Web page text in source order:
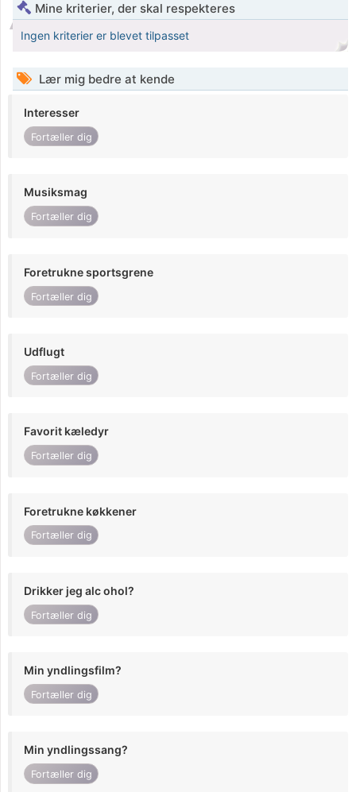
Mine kriterier, der skal respekteres
Ingen kriterier er blevet tilpasset
Lær mig bedre at kende
Interesser
Fortæller dig
Musiksmag
Fortæller dig
Foretrukne sportsgrene
Fortæller dig
Udflugt
Fortæller dig
Favorit kæledyr
Fortæller dig
Foretrukne køkkener
Fortæller dig
Drikker jeg alc ohol?
Fortæller dig
Min yndlingsfilm?
Fortæller dig
Min yndlingssang?
Fortæller dig